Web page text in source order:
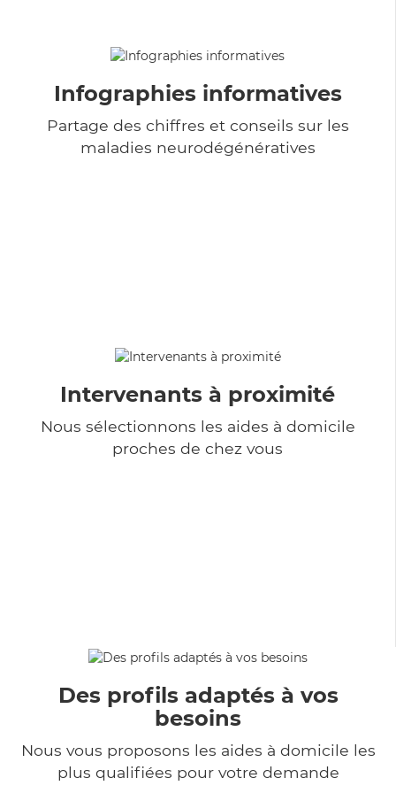
Infographies informatives
Partage des chiffres et conseils sur les
maladies neurodégénératives
Intervenants à proximité
Nous sélectionnons les aides à domicile
proches de chez vous
Des profils adaptés à vos
besoins
Nous vous proposons les aides à domicile les
plus qualifiées pour votre demande